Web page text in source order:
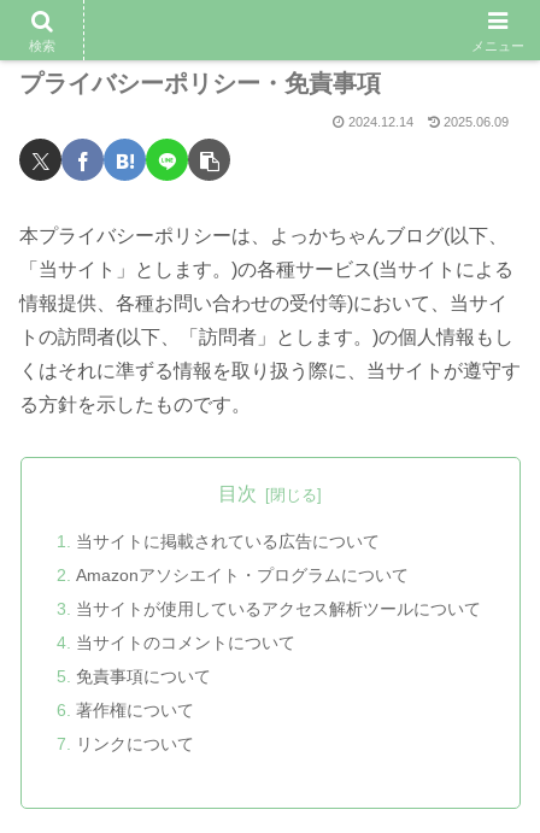
プライバシーポリシー・免責事項
2024.12.14 2025.06.09
本プライバシーポリシーは、よっかちゃんブログ(以下、
「当サイト」とします。)の各種サービス(当サイトによる
情報提供、各種お問い合わせの受付等)において、当サイ
トの訪問者(以下、「訪問者」とします。)の個人情報もし
くはそれに準ずる情報を取り扱う際に、当サイトが遵守す
る方針を示したものです。
目次
当サイトに掲載されている広告について
Amazonアソシエイト・プログラムについて
当サイトが使用しているアクセス解析ツールについて
当サイトのコメントについて
免責事項について
著作権について
リンクについて
検索 メニュー